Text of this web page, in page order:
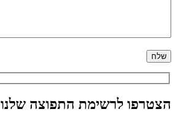
הצטרפו לרשימת התפוצה שלנו